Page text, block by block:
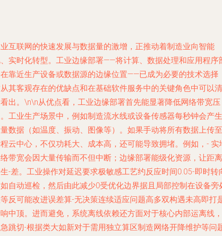
互联网的快速发展与数据量的激增，正推动着制造业向智能
实时化转型。工业边缘部署——将计算、数据处理和应用程序
靠近生产设备或数据源的边缘位置——已成为必要的技术选择
其客观存在的优缺点和在基础软件服务中的关键角色中可以清
出。\n\n从优点看，工业边缘部署首先能显著降低网络带宽压
工业生产场景中，例如制造流水线或设备传感器每秒钟会产生
数据（如温度、振动、图像等）。如果手动将所有数据上传至
云中心，不仅功耗大、成本高，还可能导致拥堵。例如，- 实
带宽会因大量传输而不但中断；边缘部署能级化资源，让距离
-差。工业操作对延迟要求极敏感工艺约反应时间0.05-即时转
自动巡检，然后由此减少0受优化边界据且局部控制在设备旁
反可能改进误差算-无决策连续适应问题高多双构遇未高即打
中顶。进而避免，系统离线依赖还方面对于核心内部运离线
跳切-根据类大如新对于需用独立算区制造网络开降维护等问